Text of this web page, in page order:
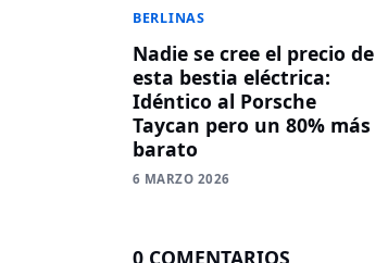
BERLINAS
Nadie se cree el precio de
esta bestia eléctrica:
Idéntico al Porsche
Taycan pero un 80% más
barato
6 MARZO 2026
0 COMENTARIOS